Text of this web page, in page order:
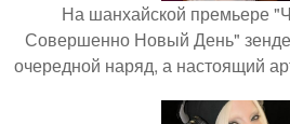
На шанхайской премьере
Совершенно Новый День"
очередной наряд, а настоящий